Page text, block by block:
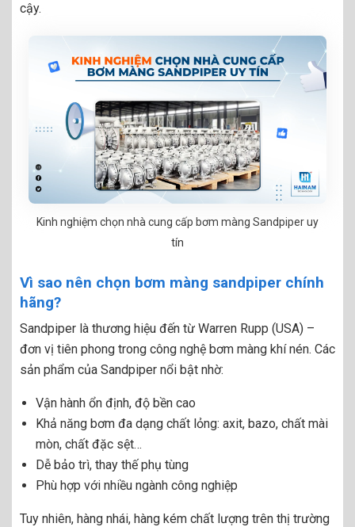
cậy.
Kinh nghiệm chọn nhà cung cấp bơm màng Sandpiper uy
tín
Vì sao nên chọn bơm màng sandpiper chính
hãng?
Sandpiper là thương hiệu đến từ Warren Rupp (USA) –
đơn vị tiên phong trong công nghệ bơm màng khí nén. Các
sản phẩm của Sandpiper nổi bật nhờ:
Vận hành ổn định, độ bền cao
Khả năng bơm đa dạng chất lỏng: axit, bazo, chất mài
mòn, chất đặc sệt…
Dễ bảo trì, thay thế phụ tùng
Phù hợp với nhiều ngành công nghiệp
Tuy nhiên, hàng nhái, hàng kém chất lượng trên thị trường